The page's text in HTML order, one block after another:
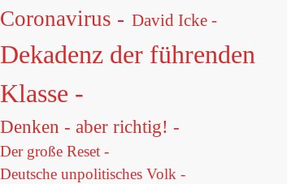
Coronavirus - David Icke -
Dekadenz der führenden
Klasse -
Denken - aber richtig! -
Der große Reset -
Deutsche unpolitisches Volk -